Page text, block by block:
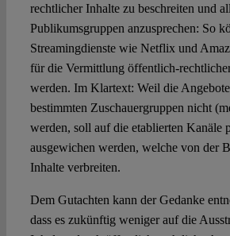
rechtlicher Inhalte zu beschreiten und
Publikumsgruppen anzusprechen: So
Streamingdienste wie Netflix und
für die Vermittlung öffentlich-
werden. Im Klartext: Weil die
bestimmten Zuschauergruppen nicht
werden, soll auf die etablierten Kanäle
ausgewichen werden, welche von der
Inhalte verbreiten.
Dem Gutachten kann der Gedanke
dass es zukünftig weniger auf die